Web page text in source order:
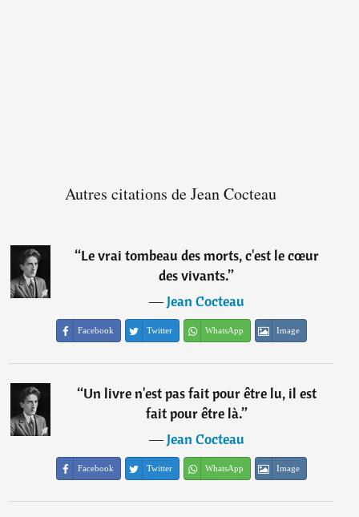
Autres citations de Jean Cocteau
“Le vrai tombeau des morts, c'est le cœur
des vivants.”
―Jean Cocteau
Facebook Twitter WhatsApp Image
“Un livre n'est pas fait pour être lu, il est
fait pour être là.”
―Jean Cocteau
Facebook Twitter WhatsApp Image